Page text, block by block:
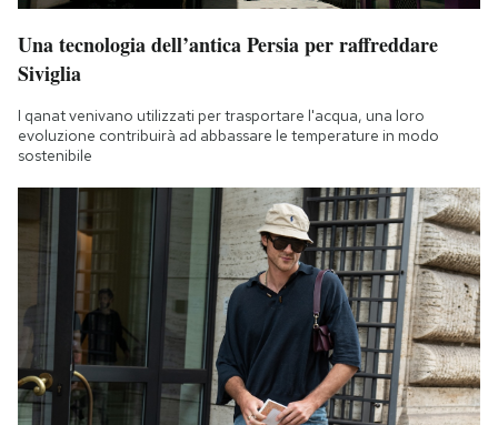
Una tecnologia dell’antica Persia per raffreddare
Siviglia
I qanat venivano utilizzati per trasportare l'acqua, una loro
evoluzione contribuirà ad abbassare le temperature in modo
sostenibile